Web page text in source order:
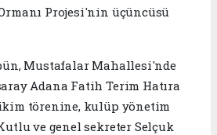
Projesi'nin üçüncüsü
Mustafalar Mahallesi'nde
Adana Fatih Terim Hatıra
törenine, kulüp yönetim
ve genel sekreter Selçuk